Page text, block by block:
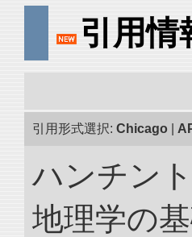
引用情
引用形式選択: Chicago
ハンチン
地理学の